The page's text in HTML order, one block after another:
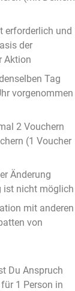
erforderlich und
der
Aktion
Tag
vorgenommen
2 Vouchern
(1 Voucher
Änderung
ist nicht möglich
mit anderen
von
Du Anspruch
1 Person in